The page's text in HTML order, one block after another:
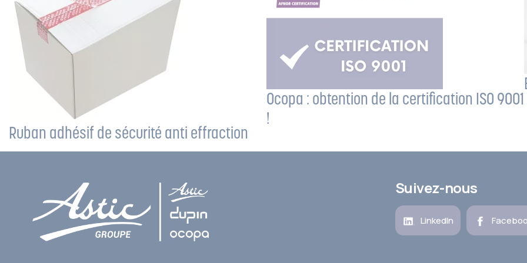
Ruban adhésif de sécurité anti effraction
Ocopa : obtention de la certification ISO 9001
!
Suivez-nous
LinkedIn